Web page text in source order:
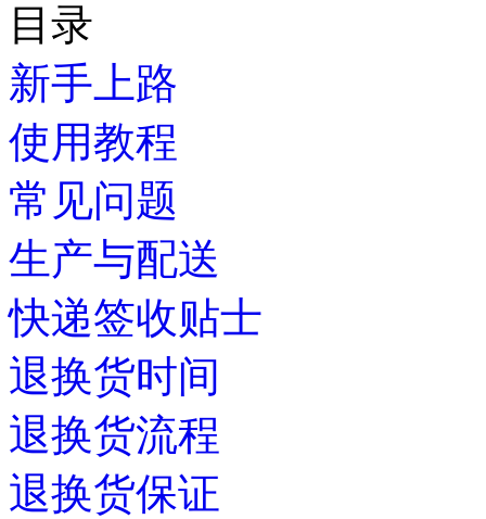
目录
新手上路
使用教程
常见问题
生产与配送
快递签收贴士
退换货时间
退换货流程
退换货保证